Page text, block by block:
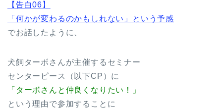
【告白06】
「何かが変わるのかもしれない」という予感
でお話したように、
犬飼ターボさんが主催するセミナー
センターピース（以下CP）に
「ターボさんと仲良くなりたい！」
という理由で参加することに